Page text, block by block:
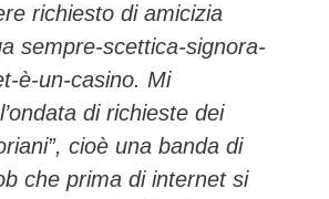
richiesto di amicizia
sempre-scettica-signora-
è-un-casino. Mi
di richieste dei
cioè una banda di
che prima di internet si